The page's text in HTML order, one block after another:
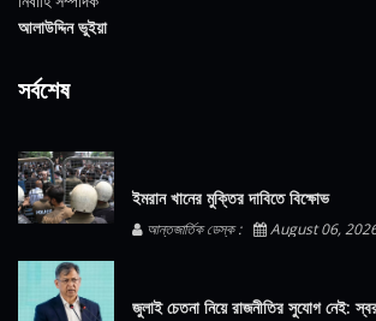
আলাউদ্দিন ভুইয়া
সর্বশেষ
ইমরান খানের মুক্তির দাবিতে বিক্ষোভ
আন্তজার্তিক ডেস্ক : August 06,
জুলাই চেতনা নিয়ে রাজনীতির সুযোগ নেই: